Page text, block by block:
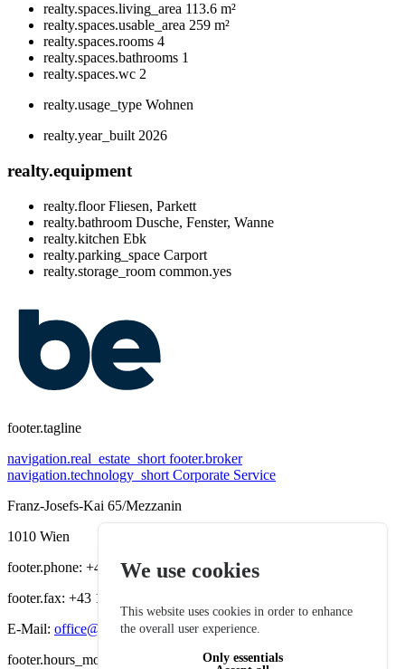
realty.spaces.living_area 113.6 m²
realty.spaces.usable_area 259 m²
realty.spaces.rooms 4
realty.spaces.bathrooms 1
realty.spaces.wc 2
realty.usage_type Wohnen
realty.year_built 2026
realty.equipment
realty.floor Fliesen, Parkett
realty.bathroom Dusche, Fenster, Wanne
realty.kitchen Ebk
realty.parking_space Carport
realty.storage_room common.yes
footer.tagline
navigation.real_estate_short footer.broker
navigation.technology_short Corporate Service
Franz-Josefs-Kai 65/Mezzanin
1010 Wien
footer.phone: +43 1 535 36 19
footer.fax: +43 1 535 64 28
E-Mail: office@bereal-immobilien.at
footer.hours_mon_thu: 08:00-16:00
We use cookies
This website uses cookies in order to enhance
the overall user experience.
Only essentials